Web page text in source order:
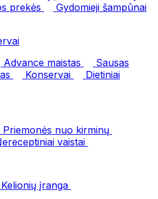
prekės
Gydomieji šampūnai
Advance maistas
Sausas
Konservai
Dietiniai
Priemonės nuo kirminų
vaistai
Kelionių įranga